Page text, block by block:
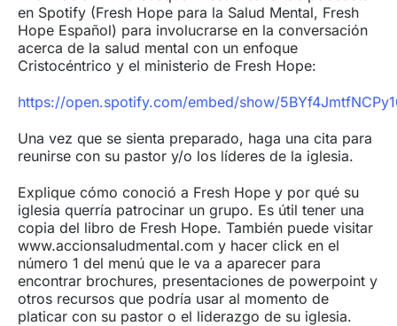
en Spotify (Fresh Hope para la Salud Mental, Fresh
Hope Español) para involucrarse en la conversación
acerca de la salud mental con un enfoque
Cristocéntrico y el ministerio de Fresh Hope:
https://open.spotify.com/embed/show/
Una vez que se sienta preparado, haga una cita para
reunirse con su pastor y/o los líderes de la iglesia.
Explique cómo conoció a Fresh Hope y por qué su
iglesia querría patrocinar un grupo. Es útil tener una
copia del libro de Fresh Hope. También puede visitar
www.accionsaludmental.com y hacer click en el
número 1 del menú que le va a aparecer para
encontrar brochures, presentaciones de powerpoint y
otros recursos que podría usar al momento de
platicar con su pastor o el liderazgo de su iglesia.